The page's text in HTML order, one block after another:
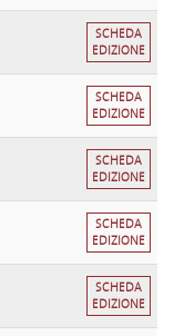
SCHEDA
EDIZIONE
SCHEDA
EDIZIONE
SCHEDA
EDIZIONE
SCHEDA
EDIZIONE
SCHEDA
EDIZIONE